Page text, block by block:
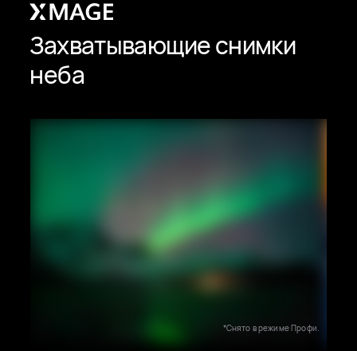
Захватывающие снимки
неба
*Снято в режиме Профи.